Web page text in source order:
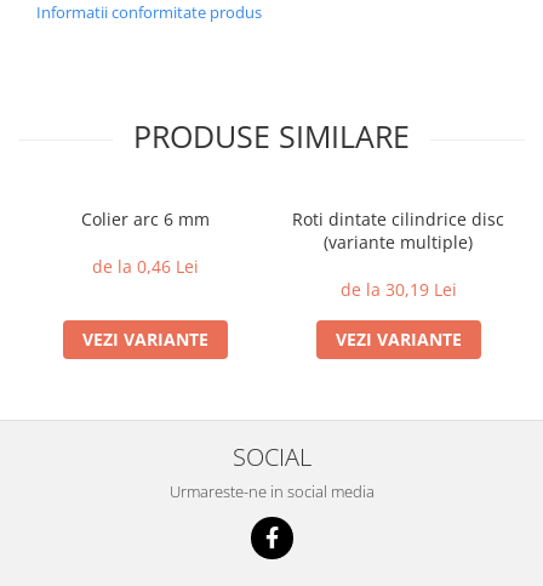
Informatii conformitate produs
PRODUSE SIMILARE
Colier arc 6 mm
de la 0,46 Lei
VEZI VARIANTE
Roti dintate cilindrice disc
(variante multiple)
de la 30,19 Lei
VEZI VARIANTE
SOCIAL
Urmareste-ne in social media